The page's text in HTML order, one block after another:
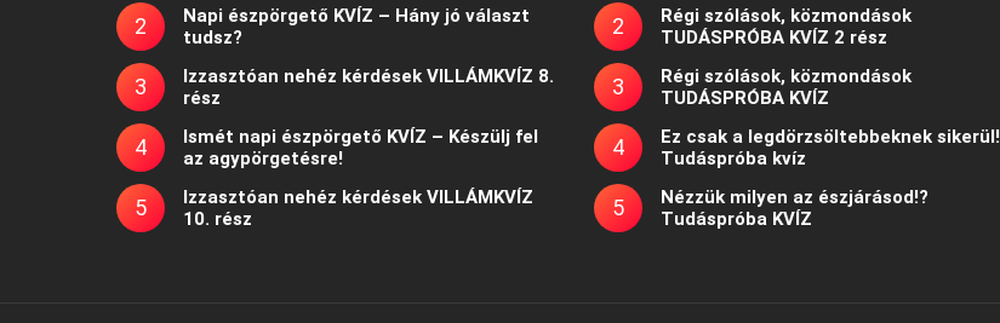
Napi észpörgető KVÍZ – Hány jó választ
tudsz?
Izzasztóan nehéz kérdések VILLÁMKVÍZ 8.
rész
Ismét napi észpörgető KVÍZ – Készülj fel
az agypörgetésre!
Izzasztóan nehéz kérdések VILLÁMKVÍZ
10. rész
Régi szólások, közmondások
TUDÁSPRÓBA KVÍZ 2 rész
Régi szólások, közmondások
TUDÁSPRÓBA KVÍZ
Ez csak a legdörzsöltebbeknek sikerül!
Tudáspróba kvíz
Nézzük milyen az észjárásod!?
Tudáspróba KVÍZ